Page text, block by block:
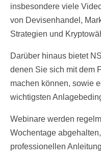
insbesondere viele
von Devisenhandel,
Strategien und
Darüber hinaus bietet
denen Sie sich mit dem
machen können, sowie
wichtigsten
Webinare werden
Wochentage
professionellen